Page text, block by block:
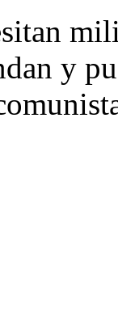
y